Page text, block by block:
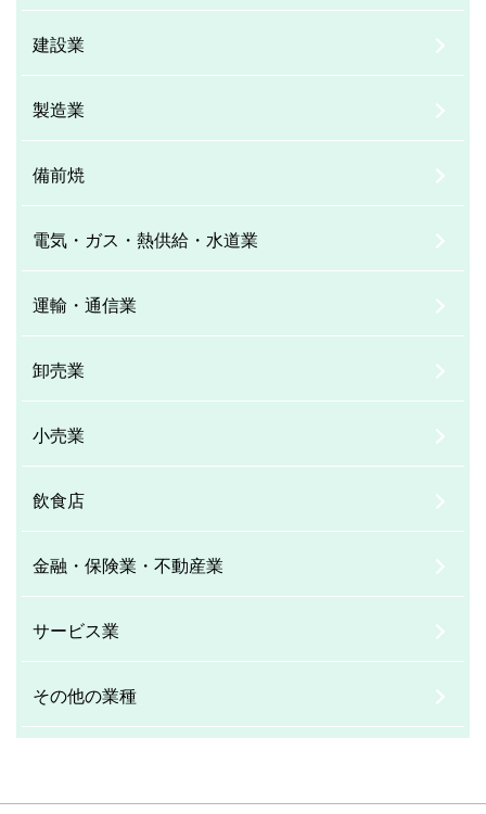
建設業
製造業
備前焼
電気・ガス・熱供給・水道業
運輸・通信業
卸売業
小売業
飲食店
金融・保険業・不動産業
サービス業
その他の業種